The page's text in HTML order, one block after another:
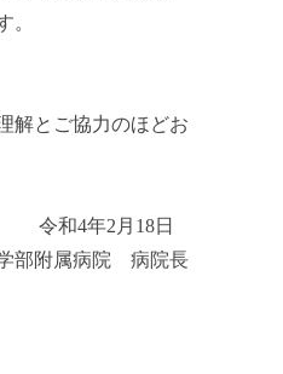
。
解とご協力のほどお
日
病院長